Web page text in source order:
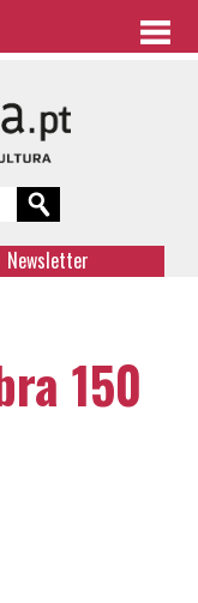
Newsletter
150